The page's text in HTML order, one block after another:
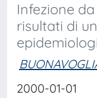
Infezione
risultati di
2000-01-01